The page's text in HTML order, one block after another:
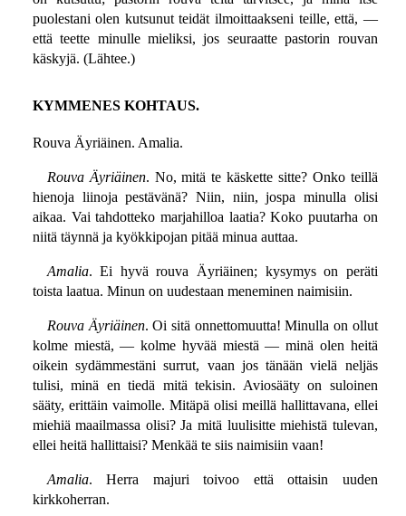
puolestani olen kutsunut teidät ilmoittaakseni teille, että, —
että teette minulle mieliksi, jos seuraatte pastorin rouvan
käskyjä. (Lähtee.)
KYMMENES KOHTAUS.
Rouva Äyriäinen. Amalia.
Rouva Äyriäinen. No, mitä te käskette sitte? Onko teillä
hienoja liinoja pestävänä? Niin, niin, jospa minulla olisi
aikaa. Vai tahdotteko marjahilloa laatia? Koko puutarha on
niitä täynnä ja kyökkipojan pitää minua auttaa.
Amalia. Ei hyvä rouva Äyriäinen; kysymys on peräti
toista laatua. Minun on uudestaan meneminen naimisiin.
Rouva Äyriäinen. Oi sitä onnettomuutta! Minulla on ollut
kolme miestä, — kolme hyvää miestä — minä olen heitä
oikein sydämmestäni surrut, vaan jos tänään vielä neljäs
tulisi, minä en tiedä mitä tekisin. Aviosääty on suloinen
sääty, erittäin vaimolle. Mitäpä olisi meillä hallittavana, ellei
miehiä maailmassa olisi? Ja mitä luulisitte miehistä tulevan,
ellei heitä hallittaisi? Menkää te siis naimisiin vaan!
Amalia. Herra majuri toivoo että ottaisin uuden
kirkkoherran.